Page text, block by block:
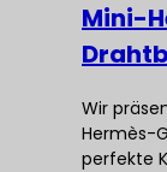
Mini-
Wir
Hermès-
perfekte